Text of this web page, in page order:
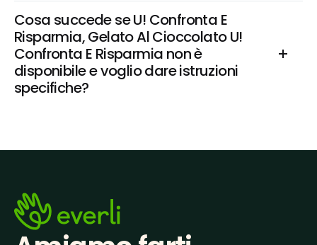
Cosa succede se U! Confronta E
Risparmia, Gelato Al Cioccolato U!
Confronta E Risparmia non è
disponibile e voglio dare istruzioni
specifiche?